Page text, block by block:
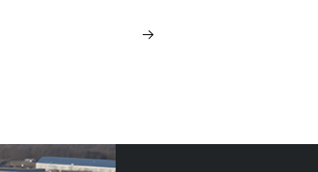
Visualizza altro